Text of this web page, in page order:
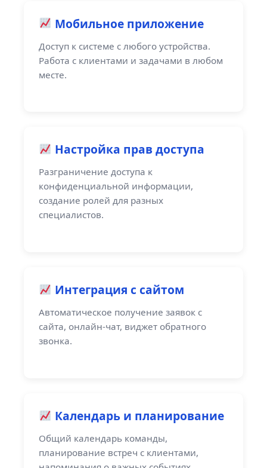
Мобильное приложение
Доступ к системе с любого устройства.
Работа с клиентами и задачами в любом
месте.
Настройка прав доступа
Разграничение доступа к
конфиденциальной информации,
создание ролей для разных
специалистов.
Интеграция с сайтом
Автоматическое получение заявок с
сайта, онлайн-чат, виджет обратного
звонка.
Календарь и планирование
Общий календарь команды,
планирование встреч с клиентами,